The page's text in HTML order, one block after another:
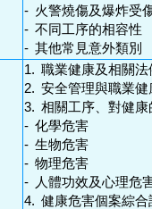
- 火警燒傷及爆炸受
- 不同工序的相容性
- 其他常見意外類別
1. 職業健康及相關法
2. 安全管理與職業健
3. 相關工序、對健
- 化學危害
- 生物危害
- 物理危害
- 人體功效及心理危
4. 健康危害個案綜合